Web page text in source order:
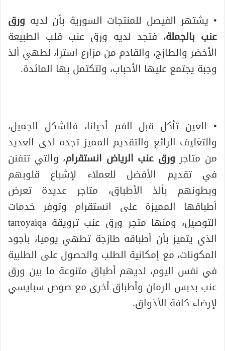
• يشتهر الفيصل للمنتجات السورية بأن لديه ورق
عنب بالجملة، فتجد لديه ورق عنب قلب الطبيعة
الأخضر والطازج، والقادم من مزارع استرا، لطهي ألذ
وجبة يجتمع عليها الأحباب، ولتكتمل بها المائدة.
• العين تأكل قبل الفم أحيانا، فالشكل الجميل،
والتغليف الرائع والتقديم المميز تجده لدى العديد
من متاجر ورق عنب الرياض انستقرام، والتي تتفنن
في تقديم الأفضل للعملاء لإشباع قلوبهم
وبطونهم بألذ الأطباق، متاجر عديدة تعرض
أطباقها المميزة على انستقرام وتوفر خدمات
التوصيل، ومنها متجر ورق عنب ترويقة tarroyaiqa
الذي يتميز بأن أطباقه طازجة تطهي يوميا، بأجود
المكونات، مع إمكانية الطلب والحصول على الطلبية
في نفس اليوم، لديهم أطباق متنوعة ما بين ورق
عنب بدبس الرمان وأطباق أخرى مع صوص سبايسي
لإرضاء كافة الأذواق.